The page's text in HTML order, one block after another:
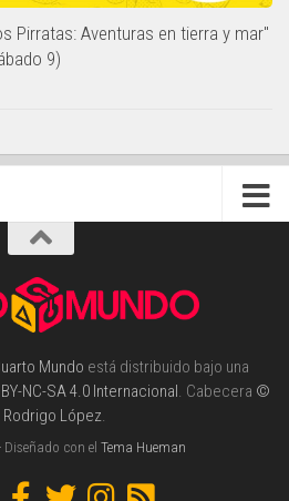
Pirratas: Aventuras en tierra y mar"
9)
Mundo está distribuido bajo una
NC-SA 4.0 Internacional. Cabecera ©
Rodrigo López.
Diseñado con elTema Hueman